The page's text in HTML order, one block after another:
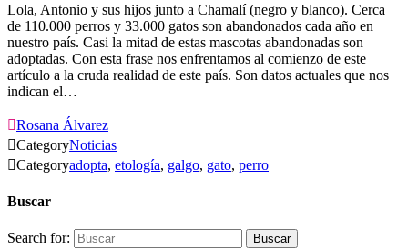
Lola, Antonio y sus hijos junto a Chamalí (negro y blanco). Cerca
de 110.000 perros y 33.000 gatos son abandonados cada año en
nuestro país. Casi la mitad de estas mascotas abandonadas son
adoptadas. Con esta frase nos enfrentamos al comienzo de este
artículo a la cruda realidad de este país. Son datos actuales que nos
indican el…
Rosana Álvarez
CategoryNoticias
Categoryadopta, etología, galgo, gato, perro
Buscar
Search for: